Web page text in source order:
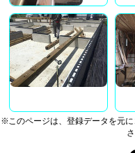
※このページは、登録データを元